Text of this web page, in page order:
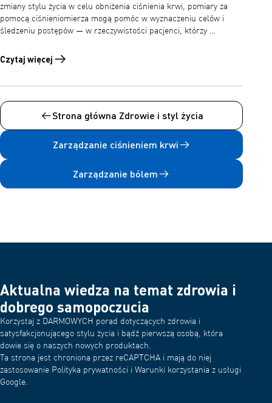
zmiany stylu życia w celu obniżenia ciśnienia krwi, pomiary za
pomocą ciśnieniomierza mogą pomóc w wyznaczeniu celów i
śledzeniu postępów — w rzeczywistości pacjenci, którzy …
Czytaj więcej
Czytaj więcej o Jak monitorować ciśnienie krwi
Strona główna Zdrowie i styl życia
Zarządzanie ciśnieniem krwi
Zarządzanie bólem
Aktualna wiedza na temat zdrowia i
dobrego samopoczucia
Korzystaj z DARMOWYCH porad dotyczących zdrowia i
satysfakcjonującego stylu życia i bądź pierwszą osobą, która
dowie się o naszych nowych produktach.
Ta strona jest chroniona przez reCAPTCHA i mają do niej
zastosowanie Polityka prywatności i Warunki korzystania z usługi
Google.